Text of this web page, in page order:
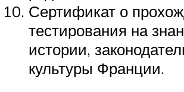
Сертификат о
тестирования на
истории,
культуры Франции.